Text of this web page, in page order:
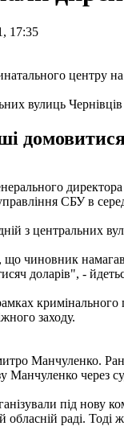
17:35
вулиць Чернівців
СБУ в
з центральних
чиновник
доларів", -
заходу.
Манчуленко.
Манчуленко через
під нову
обласній раді.